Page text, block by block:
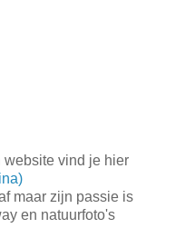
website vind je hier
maar zijn passie is
en natuurfoto's